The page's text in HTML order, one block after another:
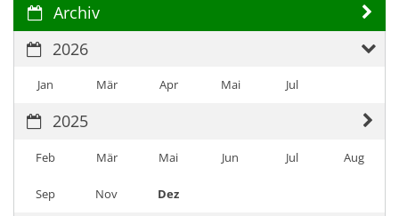
Archiv
2026
Jan Mär Apr Mai Jul
2025
Feb Mär Mai Jun Jul Aug
Sep Nov Dez